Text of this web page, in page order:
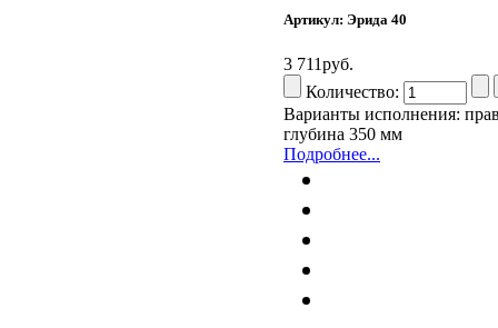
Артикул: Эрида 40
3 711руб.
Количество:
Варианты исполнения:
глубина 350 мм
Подробнее...